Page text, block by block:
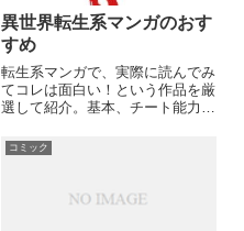
異世界転生系マンガのおす
すめ
転生系マンガで、実際に読んでみ
てコレは面白い！という作品を厳
選して紹介。基本、チート能力を
け面白い」というものが多い気が
します。異世界で苦労しまくる主
ました。※リンクをクリックす
コミック